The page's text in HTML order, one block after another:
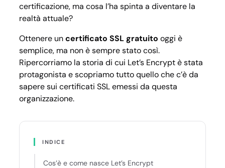
certificazione, ma cosa l’ha spinta a diventare la
realtà attuale?
Ottenere uncertificato SSL gratuito oggi è
semplice, ma non è sempre stato così.
Ripercorriamo la storia di cui Let’s Encrypt è stata
protagonista e scopriamo tutto quello che c’è da
sapere sui certificati SSL emessi da questa
organizzazione.
INDICE
Cos’è e come nasce Let’s Encrypt